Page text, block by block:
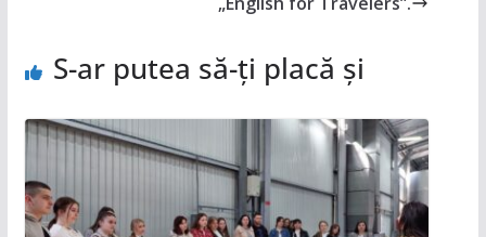
S-ar putea să-ți placă și